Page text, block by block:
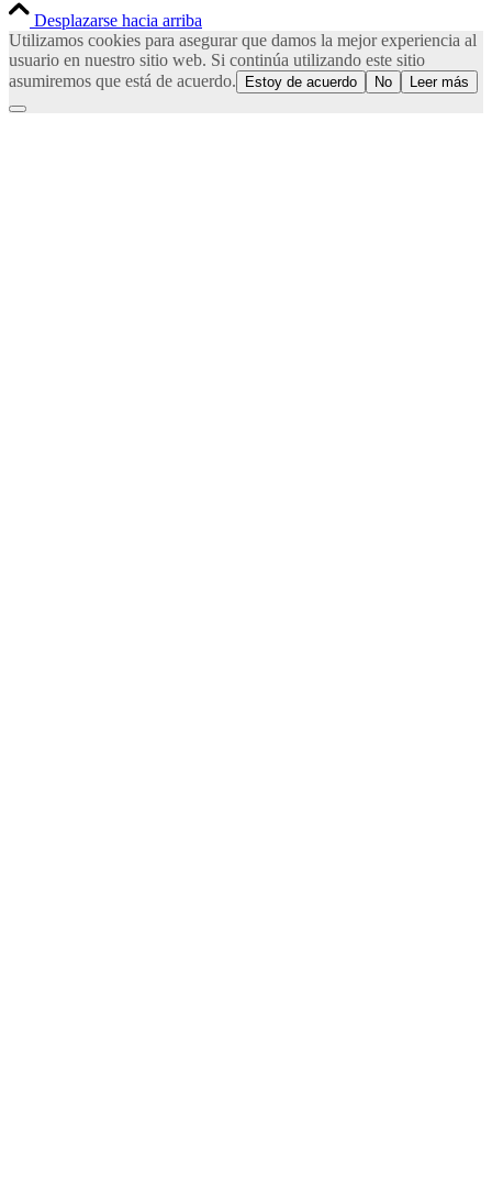
Desplazarse hacia arriba
Utilizamos cookies para asegurar que damos la mejor experiencia al
usuario en nuestro sitio web. Si continúa utilizando este sitio
asumiremos que está de acuerdo.
Estoy de acuerdo No Leer más